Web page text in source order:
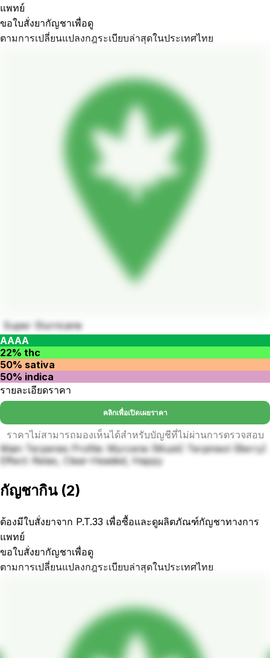
แพทย์
ขอใบสั่งยากัญชาเพื่อดู
ตามการเปลี่ยนแปลงกฎระเบียบล่าสุดในประเทศไทย
Super Slurricane
AAAA
22% thc
50% sativa
50% indica
รายละเอียดราคา
คลิกเพื่อเปิดเผยราคา
ราคาไม่สามารถมองเห็นได้สำหรับบัญชีที่ไม่ผ่านการตรวจสอบ
Main Terpenes Profile: Myrcene (Musk) Terpineol (Berry)
Effect: Relax, Clear-Headed, Happy
กัญชากิน (2)
ต้องมีใบสั่งยาจาก P.T.33 เพื่อซื้อและดูผลิตภัณฑ์กัญชาทางการ
แพทย์
ขอใบสั่งยากัญชาเพื่อดู
ตามการเปลี่ยนแปลงกฎระเบียบล่าสุดในประเทศไทย